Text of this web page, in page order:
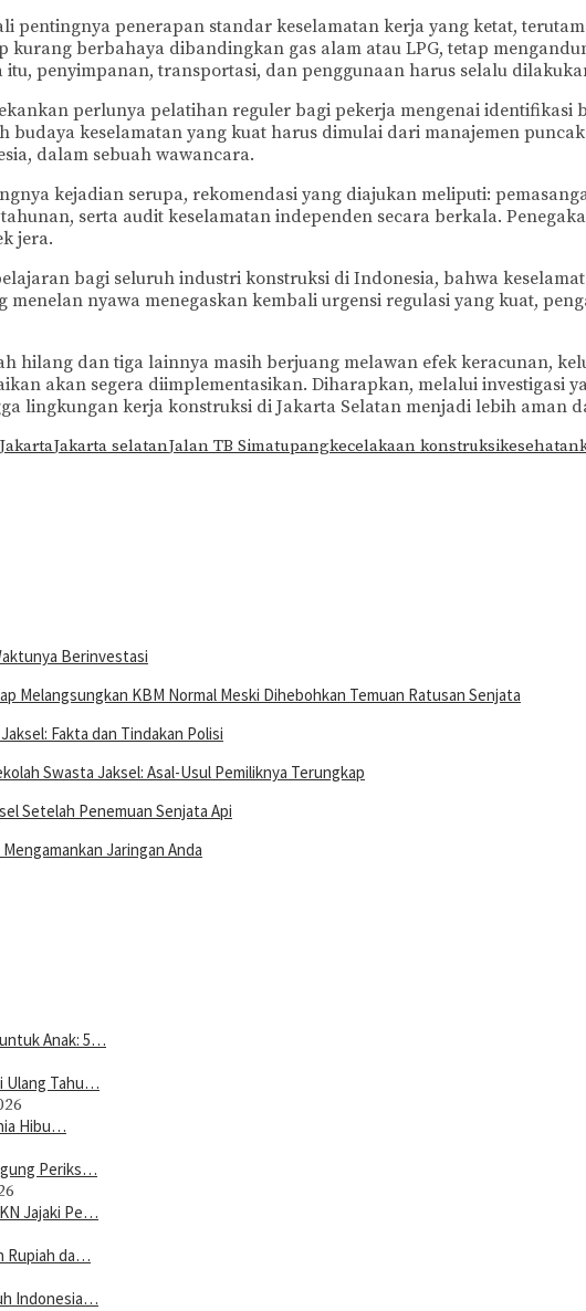
pentingnya penerapan standar keselamatan kerja yang ketat,
kurang berbahaya dibandingkan gas alam atau LPG, tetap
itu, penyimpanan, transportasi, dan penggunaan harus selalu
perlunya pelatihan reguler bagi pekerja mengenai
budaya keselamatan yang kuat harus dimulai dari manajemen
dalam sebuah wawancara.
kejadian serupa, rekomendasi yang diajukan meliputi:
serta audit keselamatan independen secara berkala.
jera.
bagi seluruh industri konstruksi di Indonesia, bahwa
menelan nyawa menegaskan kembali urgensi regulasi yang kuat,
hilang dan tiga lainnya masih berjuang melawan efek keracunan,
akan segera diimplementasikan. Diharapkan, melalui investigasi
lingkungan kerja konstruksi di Jakarta Selatan menjadi lebih aman
JakartaJakarta selatanJalan TB Simatupangkecelakaan konstruksikesehatan
Berinvestasi
Melangsungkan KBM Normal Meski Dihebohkan Temuan Ratusan Senjata
Fakta dan Tindakan Polisi
Swasta Jaksel: Asal-Usul Pemiliknya Terungkap
Setelah Penemuan Senjata Api
Jaringan Anda
Anak: 5…
Ulang Tahu…
Hibu…
Periks…
Jajaki Pe…
Rupiah da…
Indonesia…